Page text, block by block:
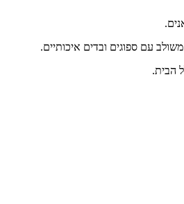
עם ספוגים ובדים איכותיים.
הבית.